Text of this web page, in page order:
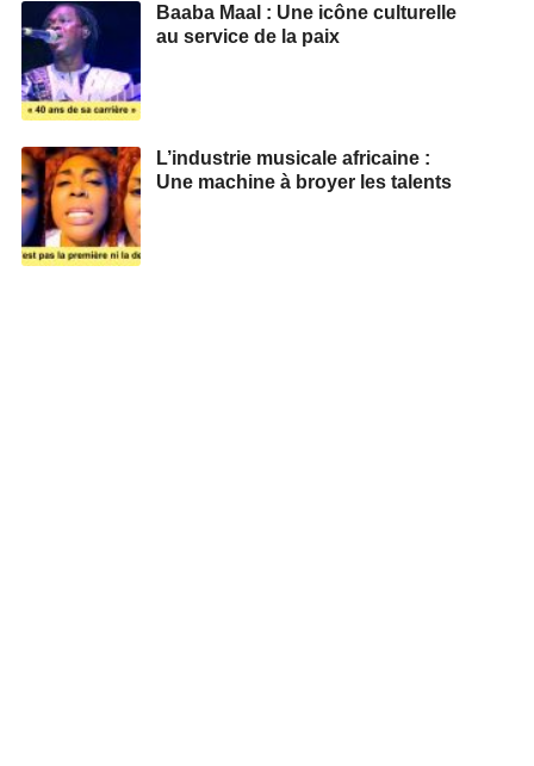
Baaba Maal : Une icône culturelle
au service de la paix
L’industrie musicale africaine :
Une machine à broyer les talents